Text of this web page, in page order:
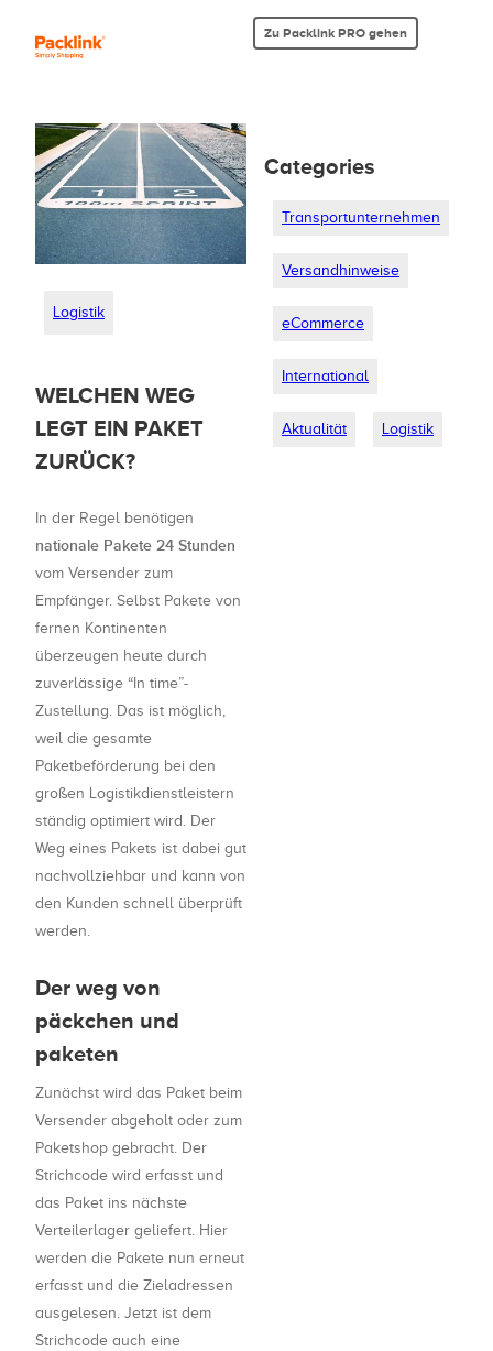
Zu Packlink PRO gehen
Logistik
WELCHEN WEG
LEGT EIN PAKET
ZURÜCK?
In der Regel benötigen
nationale Pakete 24 Stunden
vom Versender zum
Empfänger. Selbst Pakete von
fernen Kontinenten
überzeugen heute durch
zuverlässige “In time”-
Zustellung. Das ist möglich,
weil die gesamte
Paketbeförderung bei den
großen Logistikdienstleistern
ständig optimiert wird. Der
Weg eines Pakets ist dabei gut
nachvollziehbar und kann von
den Kunden schnell überprüft
werden.
Der weg von
päckchen und
paketen
Zunächst wird das Paket beim
Versender abgeholt oder zum
Paketshop gebracht. Der
Strichcode wird erfasst und
das Paket ins nächste
Verteilerlager geliefert. Hier
werden die Pakete nun erneut
erfasst und die Zieladressen
ausgelesen. Jetzt ist dem
Strichcode auch eine
Categories
Transportunternehmen
Versandhinweise
eCommerce
International
Aktualität Logistik